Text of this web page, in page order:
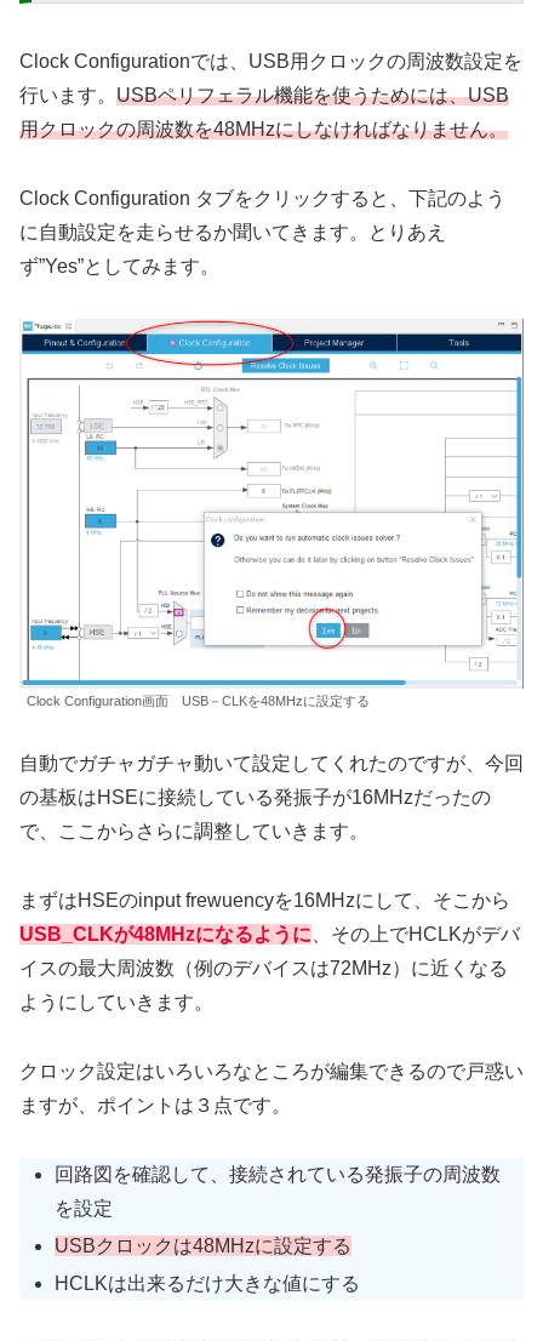
Clock Configurationでは、USB用クロックの周波数設定を
行います。 USBペリフェラル機能を使うためには、USB
用クロックの周波数を48MHzにしなければなりません。
Clock Configuration タブをクリックすると、下記のよう
に自動設定を走らせるか聞いてきます。とりあえ
ず”Yes”としてみます。
Clock Configuration画面 USB－CLKを48MHzに設定する
自動でガチャガチャ動いて設定してくれたのですが、今回
の基板はHSEに接続している発振子が16MHzだったの
で、ここからさらに調整していきます。
まずはHSEのinput frewuencyを16MHzにして、そこから
USB_CLKが48MHzになるように 、その上でHCLKがデバ
イスの最大周波数（例のデバイスは72MHz）に近くなる
ようにしていきます。
クロック設定はいろいろなところが編集できるので戸惑い
ますが、ポイントは３点です。
回路図を確認して、接続されている発振子の周波数
を設定
USBクロックは48MHzに設定する
HCLKは出来るだけ大きな値にする